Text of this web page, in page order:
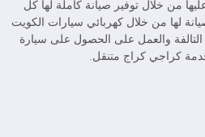
من خلال توفير صيانة كاملة لها كل
لها من خلال كهربائي سيارات الكويت
والعمل على الحصول على سيارة
كراجي كراج متنقل.